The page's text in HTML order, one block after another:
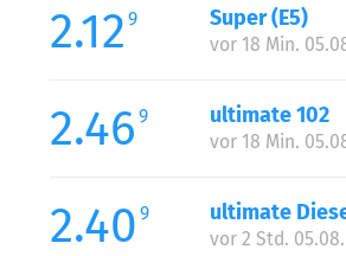
2.12 9 Super (E5)
vor 18 Min.
2.46 9 ultimate 102
vor 18 Min.
2.40 9 ultimate
vor 2 Std. 05.08.